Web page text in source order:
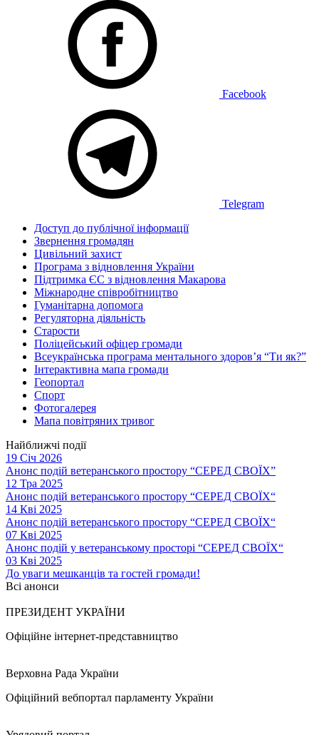
Facebook
Telegram
Доступ до публічної інформації
Звернення громадян
Цивільний захист
Програма з відновлення України
Підтримка ЄС з відновлення Макарова
Міжнародне співробітництво
Гуманітарна допомога
Регуляторна діяльність
Старости
Поліцейський офіцер громади
Всеукраїнська програма ментального здоров’я “Ти як?”
Інтерактивна мапа громади
Геопортал
Спорт
Фотогалерея
Мапа повітряних тривог
Найближчі події
19 Січ 2026
Анонс подій ветеранського простору “СЕРЕД СВОЇХ”
12 Тра 2025
Анонс подій ветеранського простору “СЕРЕД СВОЇХ“
14 Кві 2025
Анонс подій ветеранського простору “СЕРЕД СВОЇХ“
07 Кві 2025
Анонс подій у ветеранському просторі “СЕРЕД СВОЇХ“
03 Кві 2025
До уваги мешканців та гостей громади!
Всі анонси
ПРЕЗИДЕНТ УКРАЇНИ
Офіційне інтернет-представництво
Верховна Рада України
Офіційний вебпортал парламенту України